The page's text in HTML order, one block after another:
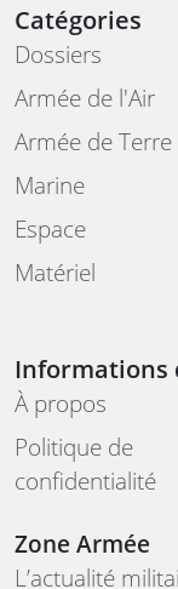
Catégories
Dossiers
Armée de l'Air
Armée de Terre
Marine
Espace
Matériel
Informations
À propos
Politique de
confidentialité
Zone Armée
L’actualité